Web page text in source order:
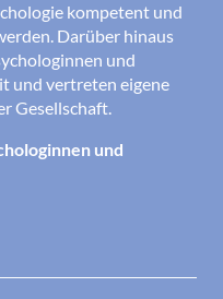
seit 2006 als
Er leitet
Würth Industry und
kompetent und
Darüber hinaus
und
und vertreten eigene
Gesellschaft.
und